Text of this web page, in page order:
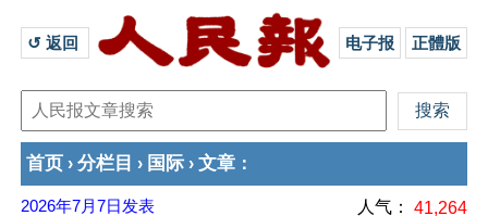
↺ 返回 电子报 正體版
首页 › 分栏目 › 国际 › 文章 ：
2026年7月7日 发表 人气： 41,264